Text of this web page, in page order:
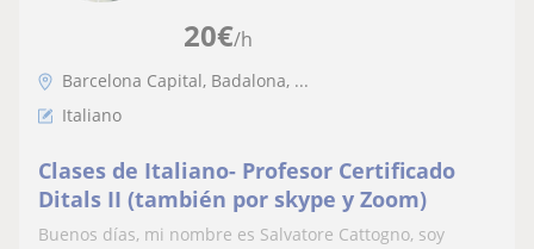
20€/h
Barcelona Capital, Badalona, ...
Italiano
Clases de Italiano- Profesor Certificado
Ditals II (también por skype y Zoom)
Buenos días, mi nombre es Salvatore Cattogno, soy